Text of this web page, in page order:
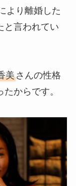
より離婚した
と言われてい
美さんの性格
からです。